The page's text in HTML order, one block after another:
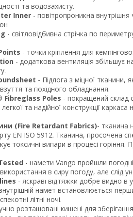
та водозахисту.
Inner - повітропроникна
- світловідбивна стрічка по
- точки кріплення для
- додаткова вентиляція збільшує
- Підлога з міцної тканини,
та похідного обладнання.
Fibreglass Poles - покращений склад
та надійної конструкції
(Fire Retardant Fabrics)- тканина
EN ISO 5912. Тканина,
токсичні випари в процесі
- намети Vango пройшли
в сиру погоду, але слід
- яскраві відтяжки добре видно в
намет встановлюється
літні ночі.
розташовані кишені для